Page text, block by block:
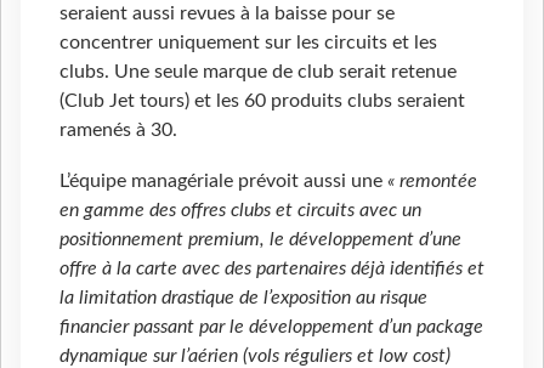
seraient aussi revues à la baisse pour se
concentrer uniquement sur les circuits et les
clubs. Une seule marque de club serait retenue
(Club Jet tours) et les 60 produits clubs seraient
ramenés à 30.
L’équipe managériale prévoit aussi une « remontée
en gamme des offres clubs et circuits avec un
positionnement premium, le développement d’une
offre à la carte avec des partenaires déjà identifiés et
la limitation drastique de l’exposition au risque
financier passant par le développement d’un package
dynamique sur l’aérien (vols réguliers et low cost)